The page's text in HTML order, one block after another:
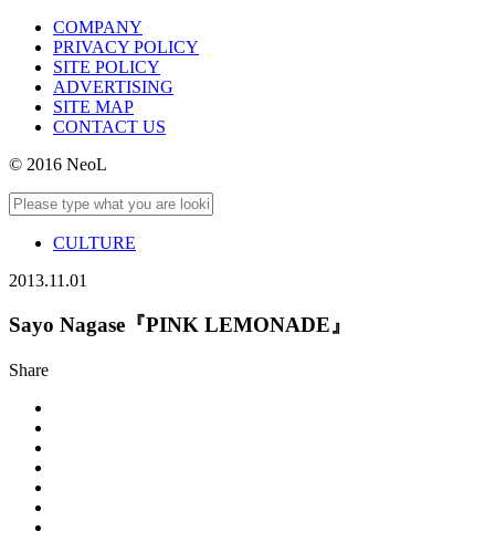
COMPANY
PRIVACY POLICY
SITE POLICY
ADVERTISING
SITE MAP
CONTACT US
© 2016 NeoL
CULTURE
2013.11.01
Sayo Nagase『PINK LEMONADE』
Share